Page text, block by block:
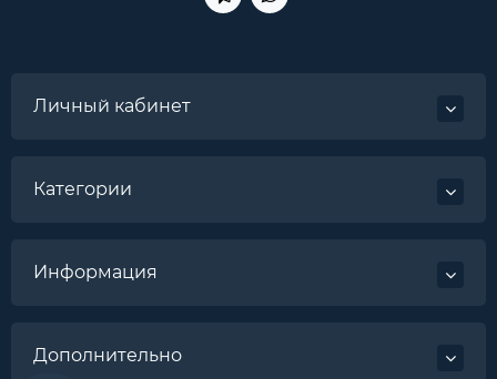
Личный кабинет
Категории
Информация
Дополнительно